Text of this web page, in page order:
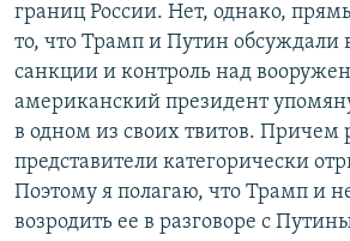
границ России. Нет, однако,
то, что Трамп и Путин обсуждали
санкции и контроль над
американский президент
в одном из своих твитов. Причем
представители категорически
Поэтому я полагаю, что Трамп и
возродить ее в разговоре с